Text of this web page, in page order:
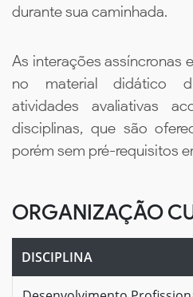
durante sua caminhada.
As interações assíncronas
no material didático
atividades avaliativas
disciplinas, que são
porém sem pré-requisitos
ORGANIZAÇÃO
DISCIPLINA